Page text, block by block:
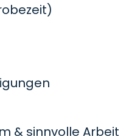
& sinnvolle Arbeit